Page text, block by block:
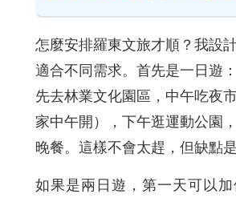
怎麼安排羅東文旅才順？我設
適合不同需求。首先是一日遊
先去林業文化園區，中午吃夜
家中午開），下午逛運動公園
晚餐。這樣不會太趕，但缺點是
如果是兩日遊，第一天可以